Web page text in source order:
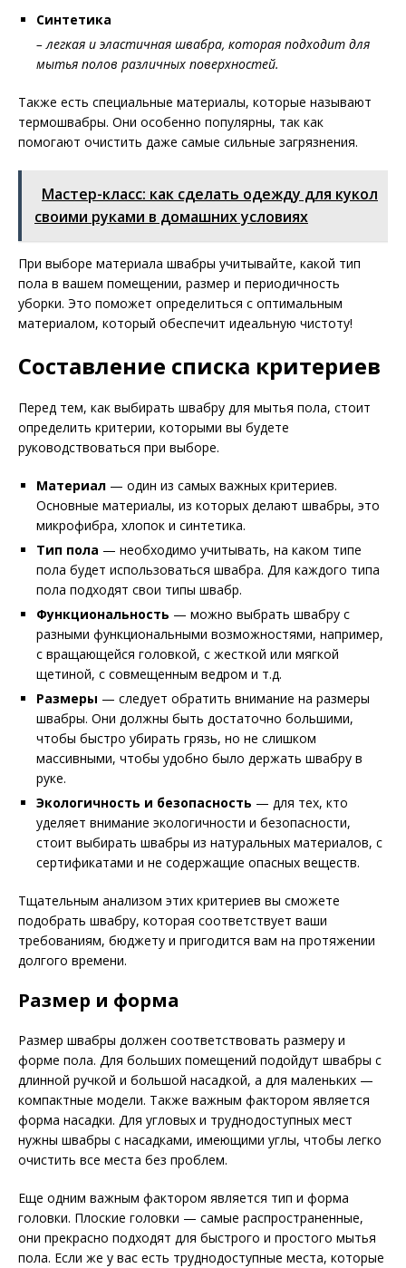
Синтетика
– легкая и эластичная швабра, которая подходит для
мытья полов различных поверхностей.
Также есть специальные материалы, которые называют
термошвабры. Они особенно популярны, так как
помогают очистить даже самые сильные загрязнения.
Мастер-класс: как сделать одежду для кукол
своими руками в домашних условиях
При выборе материала швабры учитывайте, какой тип
пола в вашем помещении, размер и периодичность
уборки. Это поможет определиться с оптимальным
материалом, который обеспечит идеальную чистоту!
Составление списка критериев
Перед тем, как выбирать швабру для мытья пола, стоит
определить критерии, которыми вы будете
руководствоваться при выборе.
Материал — один из самых важных критериев.
Основные материалы, из которых делают швабры, это
микрофибра, хлопок и синтетика.
Тип пола — необходимо учитывать, на каком типе
пола будет использоваться швабра. Для каждого типа
пола подходят свои типы швабр.
Функциональность — можно выбрать швабру с
разными функциональными возможностями, например,
с вращающейся головкой, с жесткой или мягкой
щетиной, c совмещенным ведром и т.д.
Размеры — следует обратить внимание на размеры
швабры. Они должны быть достаточно большими,
чтобы быстро убирать грязь, но не слишком
массивными, чтобы удобно было держать швабру в
руке.
Экологичность и безопасность — для тех, кто
уделяет внимание экологичности и безопасности,
стоит выбирать швабры из натуральных материалов, с
сертификатами и не содержащие опасных веществ.
Тщательным анализом этих критериев вы сможете
подобрать швабру, которая соответствует ваши
требованиям, бюджету и пригодится вам на протяжении
долгого времени.
Размер и форма
Размер швабры должен соответствовать размеру и
форме пола. Для больших помещений подойдут швабры с
длинной ручкой и большой насадкой, а для маленьких —
компактные модели. Также важным фактором является
форма насадки. Для угловых и труднодоступных мест
нужны швабры с насадками, имеющими углы, чтобы легко
очистить все места без проблем.
Еще одним важным фактором является тип и форма
головки. Плоские головки — самые распространенные,
они прекрасно подходят для быстрого и простого мытья
пола. Если же у вас есть труднодоступные места, которые